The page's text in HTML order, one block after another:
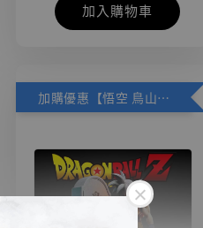
加入購物車
加購優惠【悟空 鳥山明紀念款 [奇蹟工作室]】